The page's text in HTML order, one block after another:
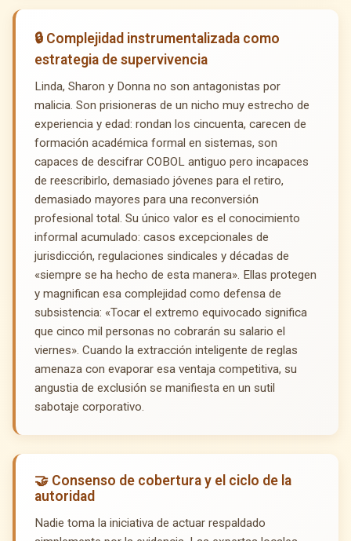
🔒 Complejidad instrumentalizada como
estrategia de supervivencia
Linda, Sharon y Donna no son antagonistas por
malicia. Son prisioneras de un nicho muy estrecho de
experiencia y edad: rondan los cincuenta, carecen de
formación académica formal en sistemas, son
capaces de descifrar COBOL antiguo pero incapaces
de reescribirlo, demasiado jóvenes para el retiro,
demasiado mayores para una reconversión
profesional total. Su único valor es el conocimiento
informal acumulado: casos excepcionales de
jurisdicción, regulaciones sindicales y décadas de
«siempre se ha hecho de esta manera». Ellas protegen
y magnifican esa complejidad como defensa de
subsistencia: «Tocar el extremo equivocado significa
que cinco mil personas no cobrarán su salario el
viernes». Cuando la extracción inteligente de reglas
amenaza con evaporar esa ventaja competitiva, su
angustia de exclusión se manifiesta en un sutil
sabotaje corporativo.
🤝 Consenso de cobertura y el ciclo de la
autoridad
Nadie toma la iniciativa de actuar respaldado